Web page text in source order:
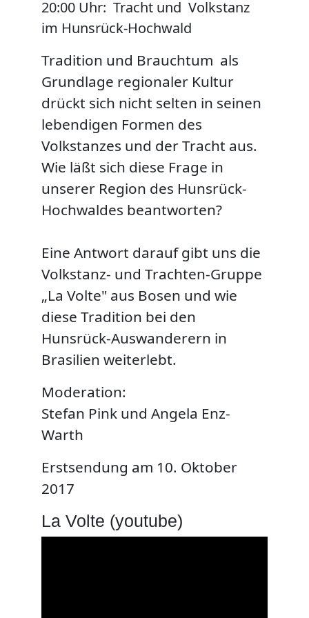
20:00 Uhr: Tracht und Volkstanz
im Hunsrück-Hochwald
Tradition und Brauchtum als
Grundlage regionaler Kultur
drückt sich nicht selten in seinen
lebendigen Formen des
Volkstanzes und der Tracht aus.
Wie läßt sich diese Frage in
unserer Region des Hunsrück-
Hochwaldes beantworten?
Eine Antwort darauf gibt uns die
Volkstanz- und Trachten-Gruppe
„La Volte" aus Bosen und wie
diese Tradition bei den
Hunsrück-Auswanderern in
Brasilien weiterlebt.
Moderation:
Stefan Pink und Angela Enz-
Warth
Erstsendung am 10. Oktober
2017
La Volte (youtube)
ANALYTICS
Google Analytics
Name:
ar_debug
Cookie Laufzeit:
_ga: 2 Jahre